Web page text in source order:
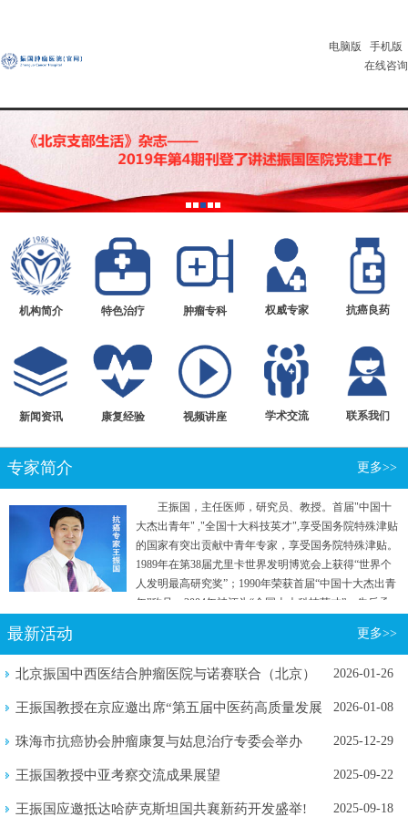
电脑版
手机版
在线咨询
机构简介 特色治疗 肿瘤专科 权威专家 抗癌良药
新闻资讯 康复经验 视频讲座 学术交流 联系我们
专家简介 更多>>
王振国，主任医师，研究员、教授。首届"中国十
大杰出青年" ,"全国十大科技英才",享受国务院特殊津贴
的国家有突出贡献中青年专家，享受国务院特殊津贴。
1989年在第38届尤里卡世界发明博览会上获得“世界个
人发明最高研究奖”；1990年荣获首届“中国十大杰出青
年”称号；2004年被评为“全国十大科技英才”。先后承
项目。曾参加国家行政学院两院院士和专家理论研究
最新活动 更多>>
北京振国中西医结合肿瘤医院与诺赛联合（北京）
2026-01-26
王振国教授在京应邀出席“第五届中医药高质量发展
2026-01-08
珠海市抗癌协会肿瘤康复与姑息治疗专委会举办
2025-12-29
王振国教授中亚考察交流成果展望 2025-09-22
王振国应邀抵达哈萨克斯坦国共襄新药开发盛举! 2025-09-18